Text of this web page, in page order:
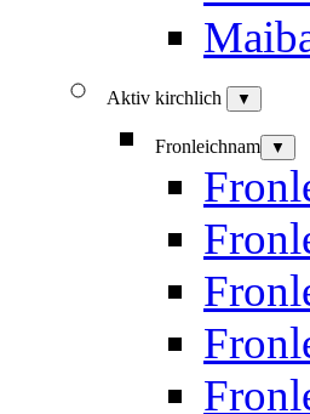
Aktiv kirchlich ▼
Fronleichnam ▼